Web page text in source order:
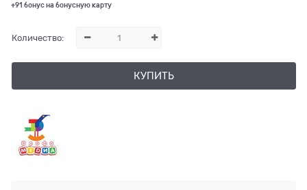
+91 бонус на бонусную карту
Количество:
КУПИТЬ